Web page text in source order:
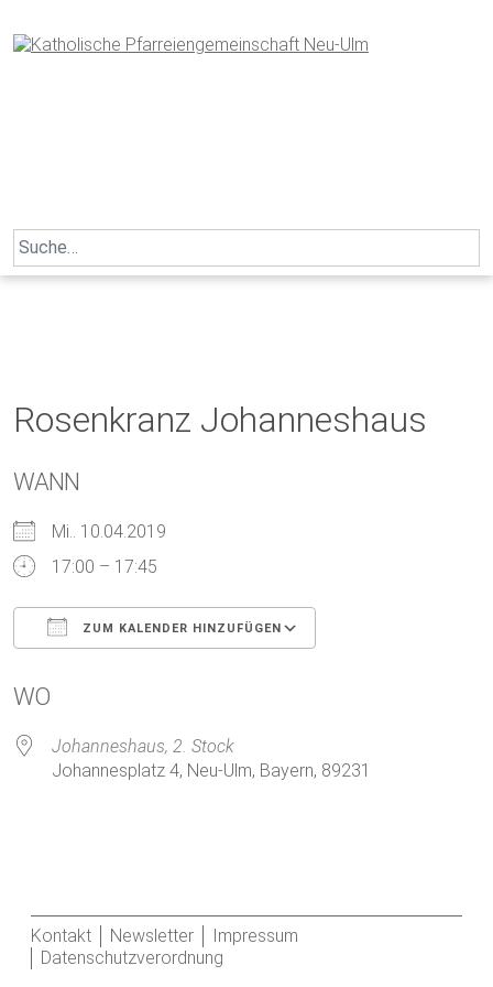
to
content
Search
for:
Rosenkranz Johanneshaus
WANN
Mi.. 10.04.2019
17:00 – 17:45
ZUM KALENDER HINZUFÜGEN
WO
Johanneshaus, 2. Stock
Johannesplatz 4, Neu-Ulm, Bayern, 89231
Kontakt Newsletter
Impressum
Datenschutzverordnung